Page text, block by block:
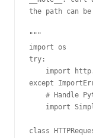
the path can
"""
import os
try:
import
except
# Handle
import
class